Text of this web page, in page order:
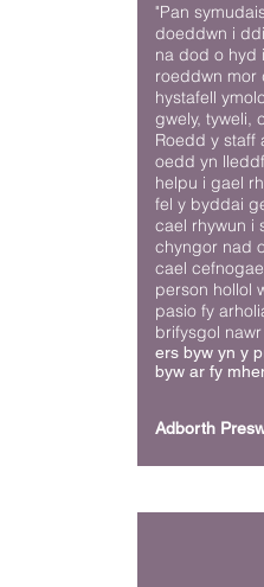
"Pan
doeddwn i
na dod o hyd
roeddwn mor
hystafell
gwely, tyweli,
Roedd y staff
oedd yn
helpu i gael
fel y byddai
cael rhywun i
chyngor nad
cael
person hollol
pasio fy
brifysgol
ers byw yn y
byw ar fy
Adborth